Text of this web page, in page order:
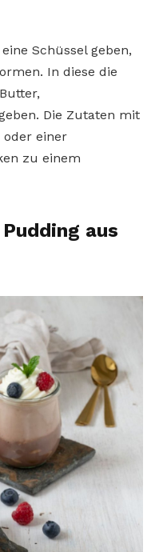
Schüssel geben,
In diese die
Die Zutaten mit
oder einer
zu einem
aus